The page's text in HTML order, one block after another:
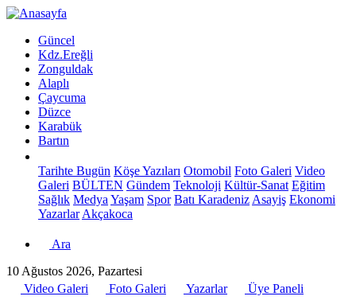
Güncel
Kdz.Ereğli
Zonguldak
Alaplı
Çaycuma
Düzce
Karabük
Bartın
Tarihte Bugün Köşe Yazıları Otomobil Foto Galeri Video
Galeri BÜLTEN Gündem Teknoloji Kültür-Sanat Eğitim
Sağlık Medya Yaşam Spor Batı Karadeniz Asayiş Ekonomi
Yazarlar Akçakoca
Ara
10 Ağustos 2026, Pazartesi
Video Galeri
Foto Galeri Yazarlar
Üye Paneli